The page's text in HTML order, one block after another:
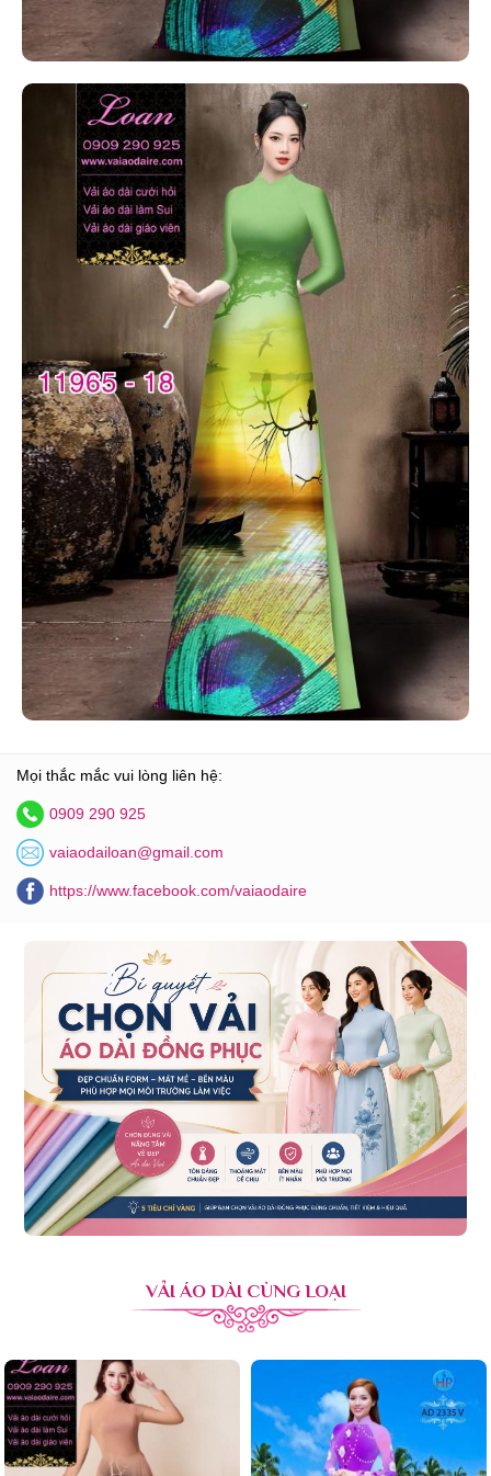
Mọi thắc mắc vui lòng liên hệ:
0909 290 925
vaiaodailoan@gmail.com
https://www.facebook.com/vaiaodaire
VẢI ÁO DÀI CÙNG LOẠI